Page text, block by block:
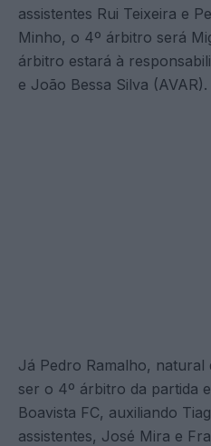
assistentes Rui Teixeira e
Minho, o 4º árbitro será
árbitro estará à
e João Bessa Silva (AVAR).
Já Pedro Ramalho, natural
ser o 4º árbitro da partida
Boavista FC, auxiliando
assistentes, José Mira e